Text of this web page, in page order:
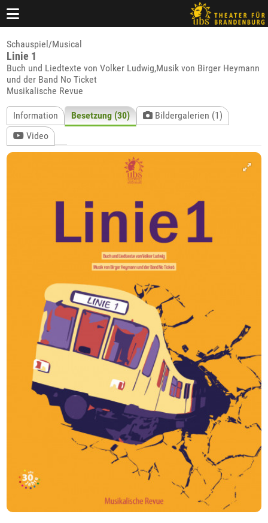
Schauspiel/Musical
Linie 1
Buch und Liedtexte von Volker Ludwig,Musik von Birger Heymann
und der Band No Ticket
Musikalische Revue
Information Besetzung (30)
Bildergalerien (1)
Video